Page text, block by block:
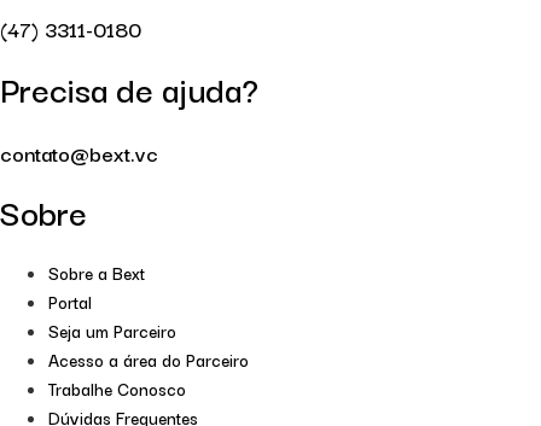
(47) 3311-0180
Precisa de ajuda?
contato@bext.vc
Sobre
Sobre a Bext
Portal
Seja um Parceiro
Acesso a área do Parceiro
Trabalhe Conosco
Dúvidas Frequentes